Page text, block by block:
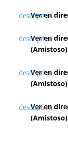
Ver en
Ver en
(Amistoso)
Ver en
(Amistoso)
Ver en
(Amistoso)